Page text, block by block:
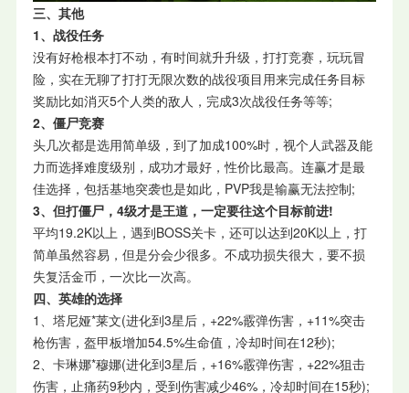
三、其他
1、战役任务
没有好枪根本打不动，有时间就升升级，打打竞赛，玩玩冒
险，实在无聊了打打无限次数的战役项目用来完成任务目标
奖励比如消灭5个人类的敌人，完成3次战役任务等等;
2、僵尸竞赛
头几次都是选用简单级，到了加成100%时，视个人武器及能
力而选择难度级别，成功才最好，性价比最高。连赢才是最
佳选择，包括基地突袭也是如此，PVP我是输赢无法控制;
3、但打僵尸，4级才是王道，一定要往这个目标前进!
平均19.2K以上，遇到BOSS关卡，还可以达到20K以上，打
简单虽然容易，但是分会少很多。不成功损失很大，要不损
失复活金币，一次比一次高。
四、英雄的选择
1、塔尼娅*莱文(进化到3星后，+22%霰弹伤害，+11%突击
枪伤害，盔甲板增加54.5%生命值，冷却时间在12秒);
2、卡琳娜*穆娜(进化到3星后，+16%霰弹伤害，+22%狙击
伤害，止痛药9秒内，受到伤害减少46%，冷却时间在15秒);